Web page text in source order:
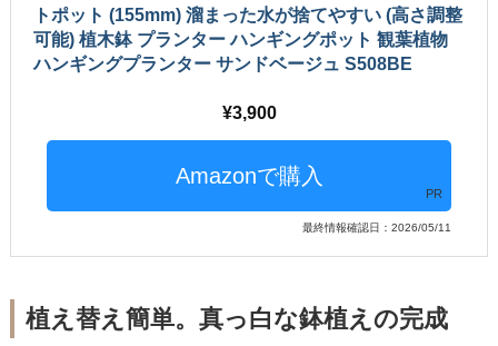
トポット (155mm) 溜まった水が捨てやすい (高さ調整
可能) 植木鉢 プランター ハンギングポット 観葉植物
ハンギングプランター サンドベージュ S508BE
3,900
PR
最終情報確認日：2026/05/11
植え替え簡単。真っ白な鉢植えの完成